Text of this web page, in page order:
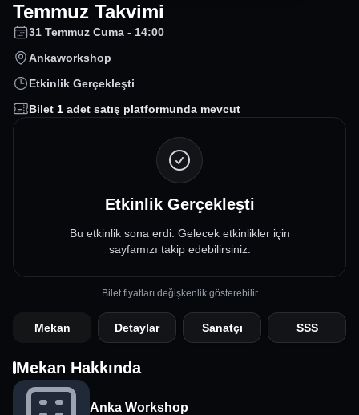
Temmuz Takvimi
31 Temmuz Cuma - 14:00
Ankaworkshop
Etkinlik Gerçekleşti
Bilet 1 adet satış platformunda mevcut
Etkinlik Gerçekleşti
Bu etkinlik sona erdi. Gelecek etkinlikler için
sayfamızı takip edebilirsiniz.
Bilet fiyatları değişkenlik gösterebilir
Mekan Detaylar Sanatçı SSS
Mekan Hakkında
Anka Workshop